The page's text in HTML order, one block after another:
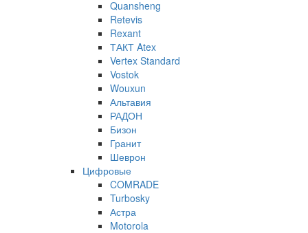
Quansheng
Retevis
Rexant
ТАКТ Atex
Vertex Standard
Vostok
Wouxun
Альтавия
РАДОН
Бизон
Гранит
Шеврон
Цифровые
COMRADE
Turbosky
Астра
Motorola